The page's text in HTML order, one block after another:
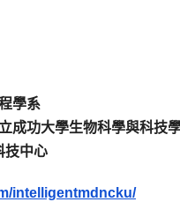
學系
成功大學生物科學與科技
技中心
intelligentmdncku/